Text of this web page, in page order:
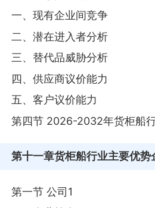
一、现有企业间竞争
二、潜在进入者分析
三、替代品威胁分析
四、供应商议价能力
五、客户议价能力
第四节 2026-2032年货柜船
第十一章货柜船行业主要优势
第一节 公司1